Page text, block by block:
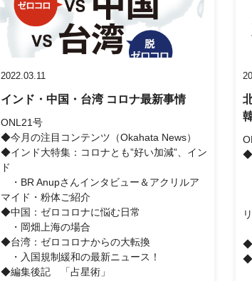
2022.03.11
インド・中国・台湾 コロナ最新事情
ONL21号
◆今月の注目コンテンツ（Okahata News）
◆インド大特集：コロナとも”好い加減”、イン
ド
・BR Anupさんインタビュー＆アクリルア
マイド・粉体ご紹介
◆中国：ゼロコロナに悩む日常
・岡畑上海の場合
◆台湾：ゼロコロナからの大転換
・入国規制緩和の最新ニュース！
◆編集後記 「占星術」
◆
◆
◆